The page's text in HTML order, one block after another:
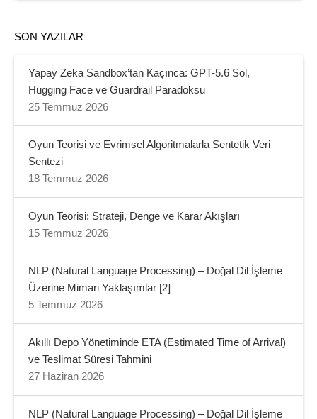
SON YAZILAR
Yapay Zeka Sandbox’tan Kaçınca: GPT-5.6 Sol,
Hugging Face ve Guardrail Paradoksu
25 Temmuz 2026
Oyun Teorisi ve Evrimsel Algoritmalarla Sentetik Veri
Sentezi
18 Temmuz 2026
Oyun Teorisi: Strateji, Denge ve Karar Akışları
15 Temmuz 2026
NLP (Natural Language Processing) – Doğal Dil İşleme
Üzerine Mimari Yaklaşımlar [2]
5 Temmuz 2026
Akıllı Depo Yönetiminde ETA (Estimated Time of Arrival)
ve Teslimat Süresi Tahmini
27 Haziran 2026
NLP (Natural Language Processing) – Doğal Dil İşleme